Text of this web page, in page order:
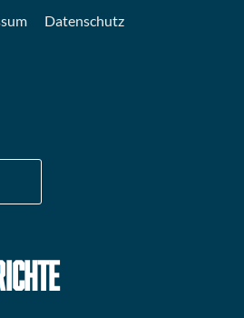
Datenschutz